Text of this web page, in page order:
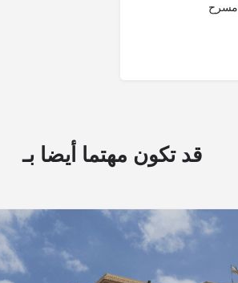
مسرح
قد تكون مهتما أيضا بـ